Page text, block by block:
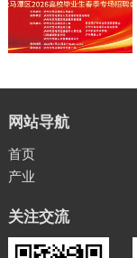
网站导航
首页
产业
关注交流